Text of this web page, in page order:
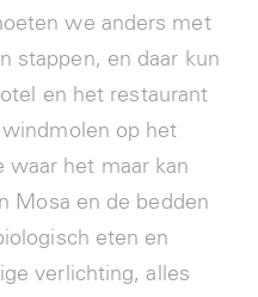
we anders met
stappen, en daar kun
en het restaurant
op het
het maar kan
Mosa en de bedden
eten en
verlichting, alles